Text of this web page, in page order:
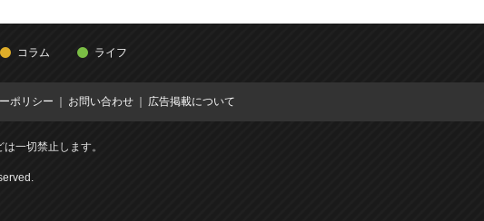
コラム ライフ
ポリシー お問い合わせ 広告掲載について
一切禁止します。